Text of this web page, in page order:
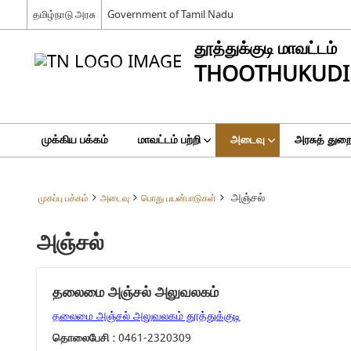
தமிழ்நாடு அரசு Government of Tamil Nadu
தூத்துக்குடி மாவட்டம்
முக்கிய பக்கம் மாவட்டம் பற்றி அடைவு அரசுத்
முகப்பு பக்கம் அடைவு பொது பயன்பாடுகள் அஞ்சல்
அஞ்சல்
தலைமை அஞ்சல் அலுவலகம்
தலைமை அஞ்சல் அலுவலகம் தூத்துக்குடி
தொலைபேசி :0461-2320309